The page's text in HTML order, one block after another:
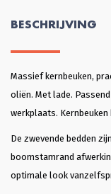
BESCHRIJVING
Massief kernbeuken,
oliën. Met lade.
werkplaats.
De zwevende bedden
boomstamrand
optimale look